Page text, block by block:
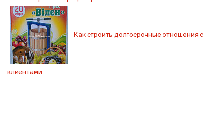
Как строить долгосрочные отношения с
клиентами